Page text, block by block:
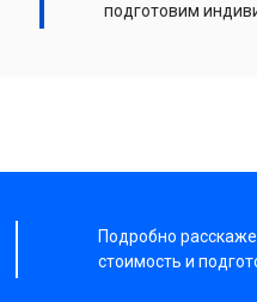
подготовим
Подробно
стоимость и